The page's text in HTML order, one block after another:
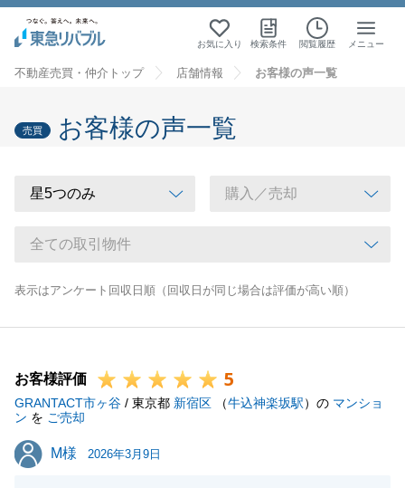
お気に入り 検索条件 閲覧履歴 メニュー
不動産売買・仲介トップ 店舗情報 お客様の声一覧
売買 お客様の声一覧
表示はアンケート回収日順（回収日が同じ場合は評価が高い順）
お客様評価 5
GRANTACT市ヶ谷 / 東京都 新宿区 （牛込神楽坂駅）の マンショ
ン を ご売却
M様
M様 2026年3月9日